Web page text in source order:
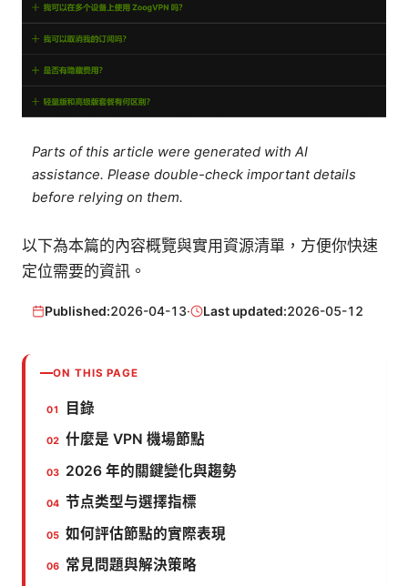
Parts of this article were generated with AI
assistance. Please double-check important details
before relying on them.
以下為本篇的內容概覽與實用資源清單，方便你快速
定位需要的資訊。
Published:2026-04-13· Last updated:2026-05-12
ON THIS PAGE
目錄
什麼是 VPN 機場節點
2026 年的關鍵變化與趨勢
节点类型与選擇指標
如何評估節點的實際表現
常見問題與解決策略